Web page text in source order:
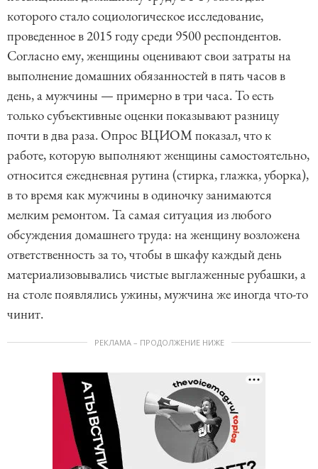
которого стало социологическое исследование,
проведенное в 2015 году среди 9500 респондентов.
Согласно ему, женщины оценивают свои затраты на
выполнение домашних обязанностей в пять часов в
день, а мужчины — примерно в три часа. То есть
только субъективные оценки показывают разницу
почти в два раза. Опрос ВЦИОМ показал, что к
работе, которую выполняют женщины самостоятельно,
относится ежедневная рутина (стирка, глажка, уборка),
в то время как мужчины в одиночку занимаются
мелким ремонтом. Та самая ситуация из любого
обсуждения домашнего труда: на женщину возложена
ответственность за то, чтобы в шкафу каждый день
материализовывались чистые выглаженные рубашки, а
на столе появлялись ужины, мужчина же иногда что-то
чинит.
РЕКЛАМА – ПРОДОЛЖЕНИЕ НИЖЕ